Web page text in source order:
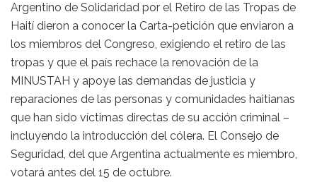
Argentino de Solidaridad por el Retiro de las Tropas de
Haití dieron a conocer la Carta-petición que enviaron a
los miembros del Congreso, exigiendo el retiro de las
tropas y que el país rechace la renovación de la
MINUSTAH y apoye las demandas de justicia y
reparaciones de las personas y comunidades haitianas
que han sido víctimas directas de su acción criminal –
incluyendo la introducción del cólera. El Consejo de
Seguridad, del que Argentina actualmente es miembro,
votará antes del 15 de octubre.